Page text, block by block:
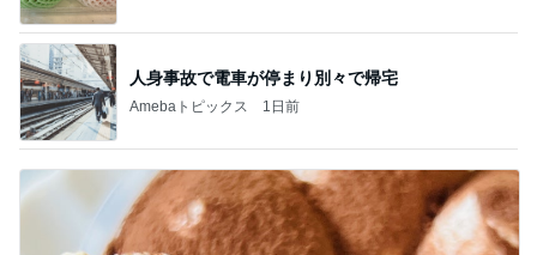
人身事故で電車が停まり別々で帰宅
Amebaトピックス 1日前